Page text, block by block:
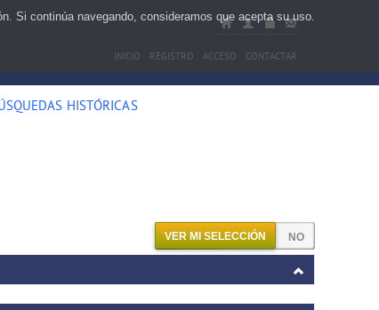
INICIO REGISTRO ACCESO CONTACTAR
HISTÓRICAS
VER MI SELECCIÓN
Si continúa navegando, consideramos que acepta su uso.